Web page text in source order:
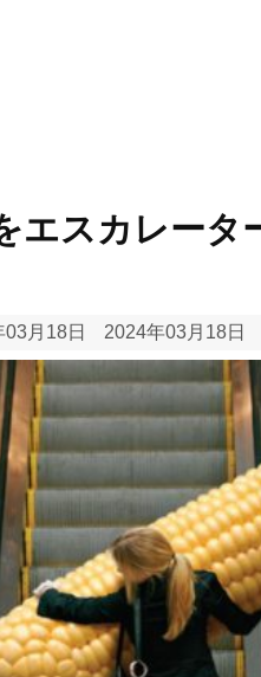
エスカレー
月18日 2024年03月18日